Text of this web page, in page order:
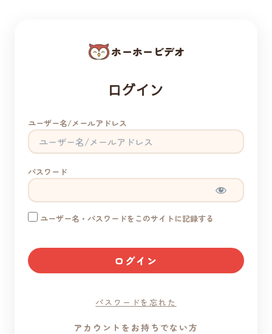
ホーホービデオ
ログイン
ユーザー名/メールアドレス
パスワード
ユーザー名・パスワードをこのサイトに記録する
パスワードを忘れた
アカウントをお持ちでない方